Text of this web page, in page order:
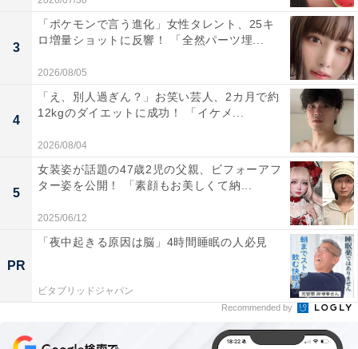
3
「ポケモンで言う進化」女性タレント、25キ
ロ増量ショットに反響！ 「全然パーツ埋...
2026/08/05
4
「え、別人過ぎん？」お笑い芸人、2カ月で約
12kgのダイエットに成功！ 「イケメ...
2026/08/04
5
女装姿が話題の47歳2児の父親、ビフォーアフ
ター姿を公開！ 「素顔もお美しくて納...
2025/06/12
PR
「夜中起きる原因は脳」4時間睡眠の人必見
ビタブリッドジャパン
Recommended by